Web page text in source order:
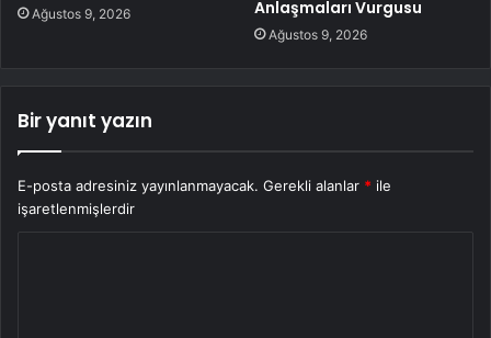
Ağustos 9, 2026
Anlaşmaları Vurgusu
Ağustos 9, 2026
Bir yanıt yazın
E-posta adresiniz yayınlanmayacak. Gerekli alanlar * ile
işaretlenmişlerdir